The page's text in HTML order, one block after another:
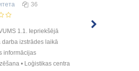
36
1.1. Iepriekšējā
darba izstrādes laikā
informācijas
• Loģistikas centra